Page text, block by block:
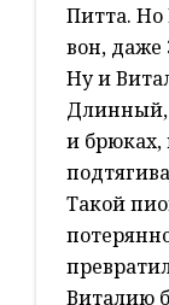
Питта. Но
вон,
Ну и
Длинный,
и брюках,
Такой
Виталию